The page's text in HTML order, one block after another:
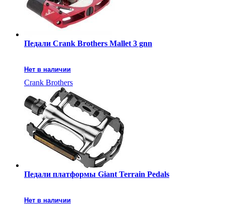
Педали Crank Brothers Mallet 3 gnn
Нет в наличии
Crank Brothers
Педали платформы Giant Terrain Pedals
Нет в наличии